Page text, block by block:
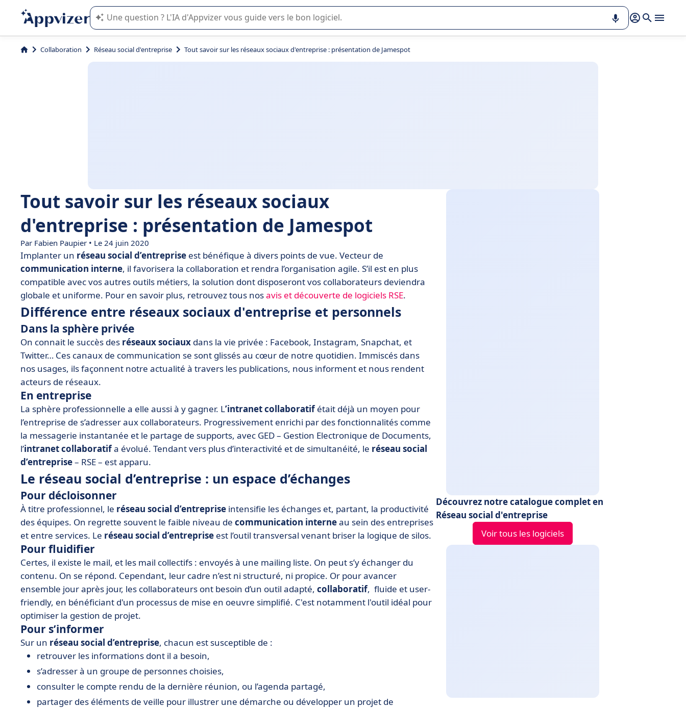
L'IA de Appvizer vous guide dans l'utilisation ou la sélection de logiciel SaaS en entreprise.
Collaboration Réseau social d'entreprise Tout savoir sur les réseaux sociaux d'entreprise : présentation de Jamespot
Tout savoir sur les réseaux sociaux
d'entreprise : présentation de Jamespot
Par Fabien Paupier • Le 24 juin 2020
Implanter un réseau social d’entreprise est bénéfique à divers points de vue. Vecteur de
communication interne, il favorisera la collaboration et rendra l’organisation agile. S’il est en plus
compatible avec vos autres outils métiers, la solution dont disposeront vos collaborateurs deviendra
globale et uniforme. Pour en savoir plus, retrouvez tous nosavis et découverte de logiciels RSE.
Différence entre réseaux sociaux d'entreprise et personnels
Dans la sphère privée
On connait le succès des réseaux sociaux dans la vie privée : Facebook, Instagram, Snapchat, et
Twitter… Ces canaux de communication se sont glissés au cœur de notre quotidien. Immiscés dans
nos usages, ils façonnent notre actualité à travers les publications, nous informent et nous rendent
acteurs de réseaux.
En entreprise
La sphère professionnelle a elle aussi à y gagner. L’intranet collaboratifétait déjà un moyen pour
l’entreprise de s’adresser aux collaborateurs. Progressivement enrichi par des fonctionnalités comme
la messagerie instantanée et le partage de supports, avec GED – Gestion Electronique de Documents,
l’intranet collaboratifa évolué. Tendant vers plus d’interactivité et de simultanéité, le réseau social
d’entreprise– RSE – est apparu.
Le réseau social d’entreprise : un espace d’échanges
Pour décloisonner
À titre professionnel, le réseau social d’entreprise intensifie les échanges et, partant, la productivité
des équipes. On regrette souvent le faible niveau de communication interneau sein des entreprises
et entre services. Le réseau social d’entreprise est l’outil transversal venant briser la logique de silos.
Pour fluidifier
Certes, il existe le mail, et les mail collectifs : envoyés à une mailing liste. On peut s’y échanger du
contenu. On se répond. Cependant, leur cadre n’est ni structuré, ni propice. Or pour avancer
ensemble jour après jour, les collaborateurs ont besoin d’un outil adapté, collaboratif, fluide et user-
friendly, en bénéficiant d'un processus de mise en oeuvre simplifié. C'est notamment l'outil idéal pour
optimiser la gestion de projet.
Pour s’informer
Sur un réseau social d’entreprise, chacun est susceptible de :
retrouver les informations dont il a besoin,
s’adresser à un groupe de personnes choisies,
consulter le compte rendu de la dernière réunion, ou l’agenda partagé,
partager des éléments de veille pour illustrer une démarche ou développer un projet de
Découvrez notre catalogue complet en
Réseau social d'entreprise
Voir tous les logiciels